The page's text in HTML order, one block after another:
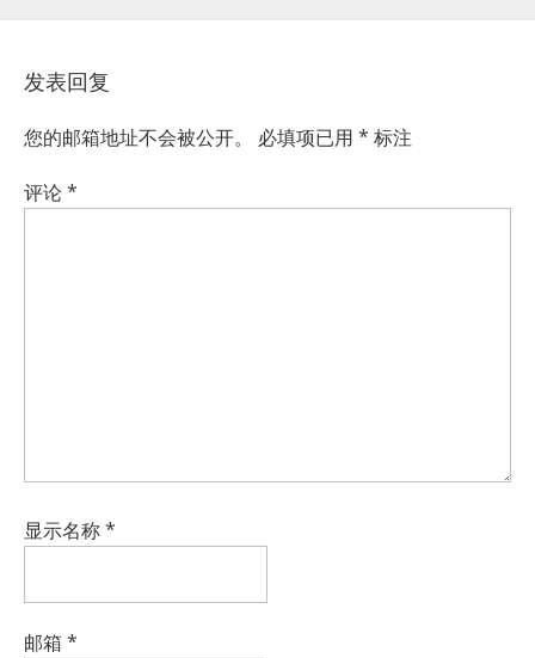
发表回复
您的邮箱地址不会被公开。 必填项已用 * 标注
评论*
显示名称*
邮箱 *